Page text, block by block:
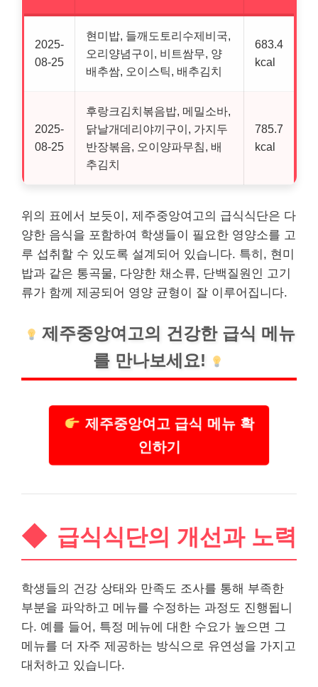
2025-
08-25
현미밥, 들깨도토리수제비국,
오리양념구이, 비트쌈무, 양
배추쌈, 오이스틱, 배추김치
683.4
kcal
2025-
08-25
후랑크김치볶음밥, 메밀소바,
닭날개데리야끼구이, 가지두
반장볶음, 오이양파무침, 배
추김치
785.7
kcal
위의 표에서 보듯이, 제주중앙여고의 급식식단은 다
양한 음식을 포함하여 학생들이 필요한 영양소를 고
루 섭취할 수 있도록 설계되어 있습니다. 특히, 현미
밥과 같은 통곡물, 다양한 채소류, 단백질원인 고기
류가 함께 제공되어 영양 균형이 잘 이루어집니다.
제주중앙여고의 건강한 급식 메뉴
를 만나보세요!
제주중앙여고 급식 메뉴 확
인하기
급식식단의 개선과 노력
학생들의 건강 상태와 만족도 조사를 통해 부족한
부분을 파악하고 메뉴를 수정하는 과정도 진행됩니
다. 예를 들어, 특정 메뉴에 대한 수요가 높으면 그
메뉴를 더 자주 제공하는 방식으로 유연성을 가지고
대처하고 있습니다.